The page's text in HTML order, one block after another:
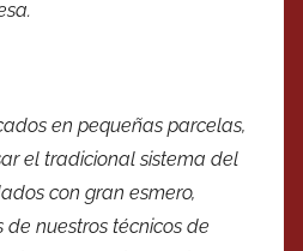
en pequeñas parcelas,
el tradicional sistema del
con gran esmero,
de nuestros técnicos de